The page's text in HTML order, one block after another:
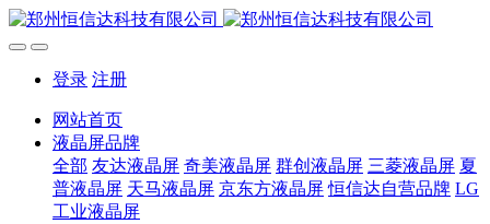
登录 注册
网站首页
液晶屏品牌
全部 友达液晶屏 奇美液晶屏 群创液晶屏 三菱液晶屏 夏
普液晶屏 天马液晶屏 京东方液晶屏 恒信达自营品牌 LG
工业液晶屏